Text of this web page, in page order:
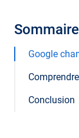
Sommaire
Google
Conclusion